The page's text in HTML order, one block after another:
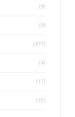
(9)
(8)
(477)
(4)
(17)
(35)